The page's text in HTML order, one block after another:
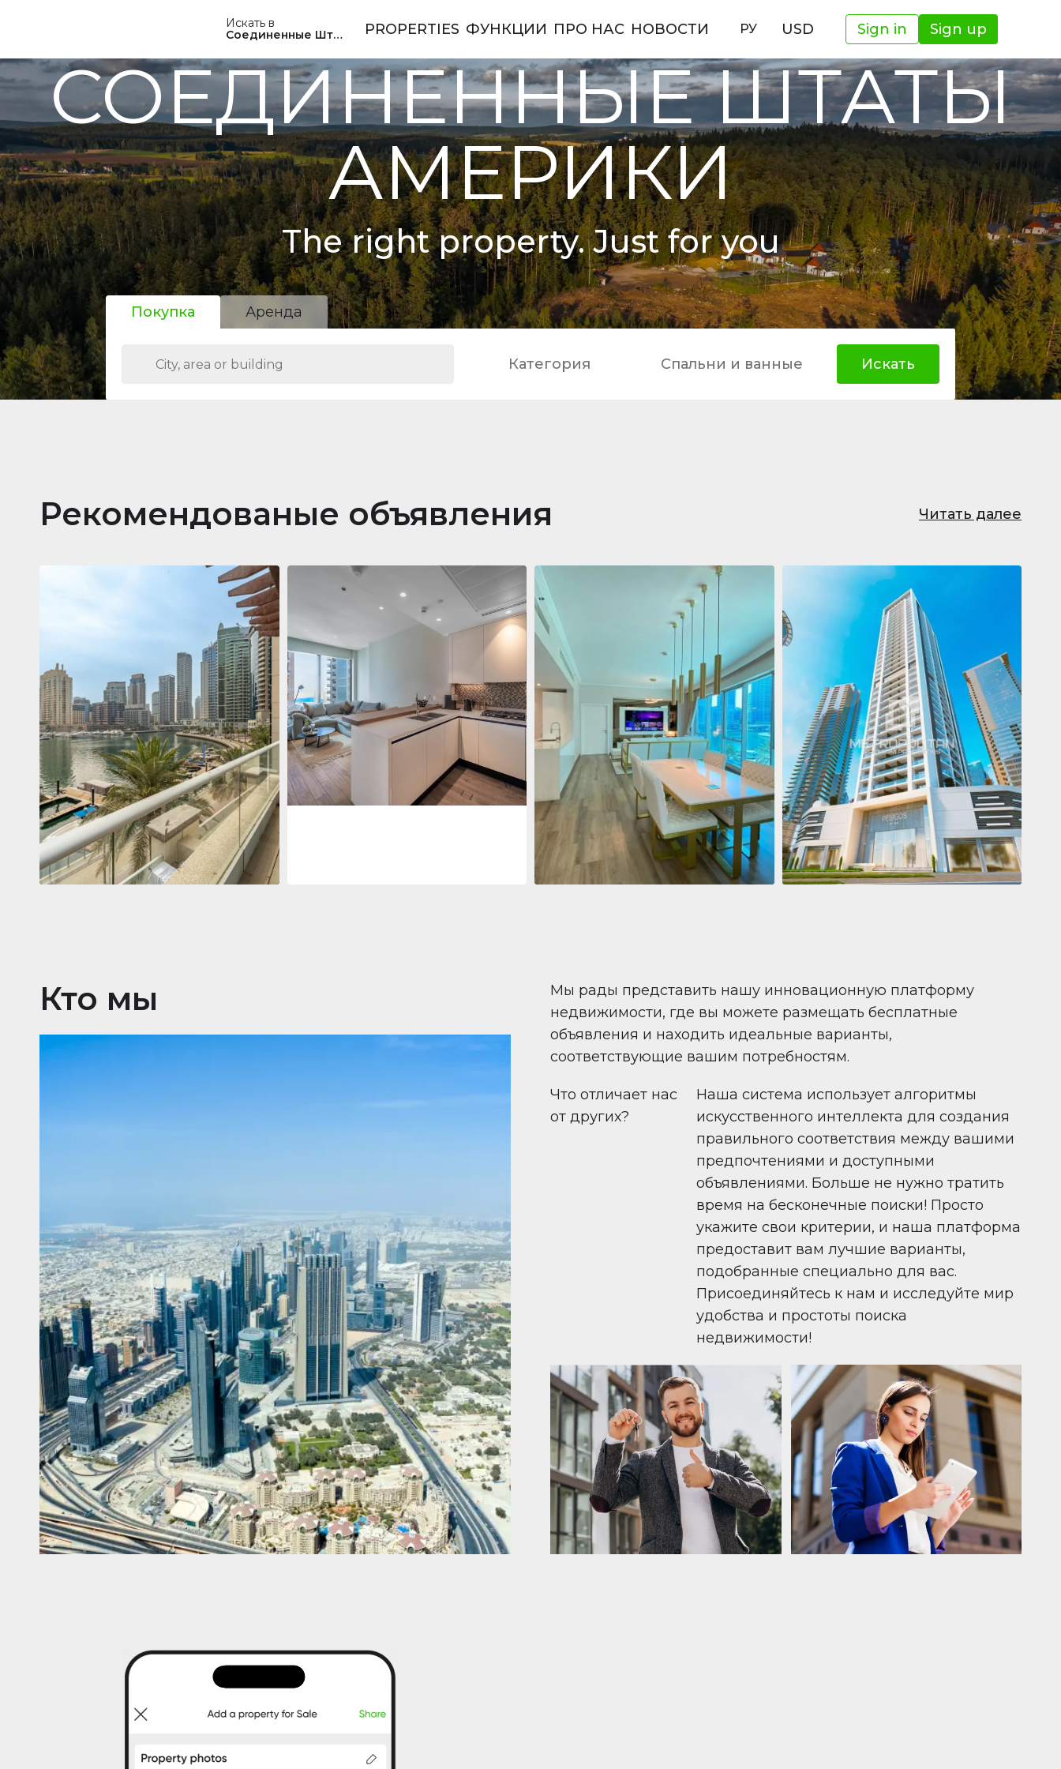
Искать в
Соединенные Штаты Америки
PROPERTIES ФУНКЦИИ ПРО НАС НОВОСТИ РУ USD Sign in Sign up
СОЕДИНЕННЫЕ ШТАТЫ
АМЕРИКИ
The right property. Just for you
Покупка Аренда
Категория Спальни и ванные Искать
Рекомендованые объявления Читать далее
Квартира2 861 035 $
Beauport Tower
Beauport Tower, Marina Promenade,
Dubai Marina, Dubai
34392 m²
Квартира688 011 $
Jumeirah Living Marina Gate
Jumeirah Living Marina Gate, Marina
Gate, Dubai Marina, Dubai
12 73 m² Квартира 708 447 $
Beauport Tower
Beauport Tower, Marina Promenade,
Dubai Marina, Dubai
96 m²
Квартира681 199 $
Pelagos by IGO
Pelagos by IGO, Dubai Marina, Dubai
1271 m²
Кто мы
Мы рады представить нашу инновационную платформу
недвижимости, где вы можете размещать бесплатные
объявления и находить идеальные варианты,
соответствующие вашим потребностям.
Что отличает нас
от других?
Наша система использует алгоритмы
искусственного интеллекта для создания
правильного соответствия между вашими
предпочтениями и доступными
объявлениями. Больше не нужно тратить
время на бесконечные поиски! Просто
укажите свои критерии, и наша платформа
предоставит вам лучшие варианты,
подобранные специально для вас.
Присоединяйтесь к нам и исследуйте мир
удобства и простоты поиска
недвижимости!